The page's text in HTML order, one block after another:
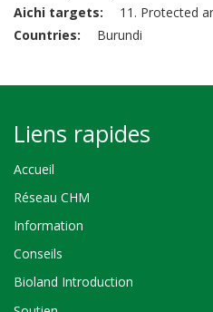
Aichi targets
11. Protected
Countries
Burundi
Liens rapides
Accueil
Réseau CHM
Information
Conseils
Bioland Introduction